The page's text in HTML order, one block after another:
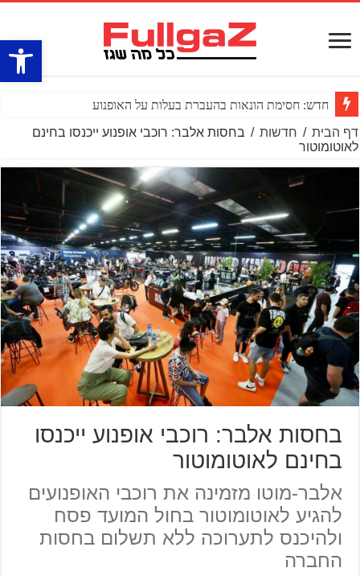
פתח
חדש: חסימת הונאות בהעברת בעלות על האופנוע
דף הבית / חדשות / בחסות אלבר: רוכבי אופנוע ייכנסו בחינם
לאוטומוטור
בחסות אלבר: רוכבי אופנוע ייכנסו
בחינם לאוטומוטור
אלבר-מוטו מזמינה את רוכבי האופנועים
להגיע לאוטומוטור בחול המועד פסח
ולהיכנס לתערוכה ללא תשלום בחסות
החברה